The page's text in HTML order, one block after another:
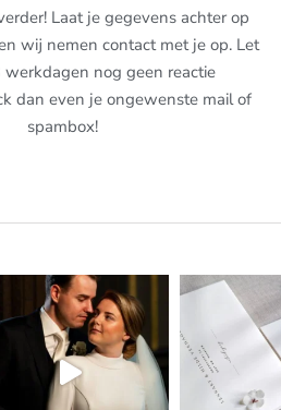
Laat je gegevens achter op
wij nemen contact met je op. Let
werkdagen nog geen reactie
dan even je ongewenste mail of
spambox!